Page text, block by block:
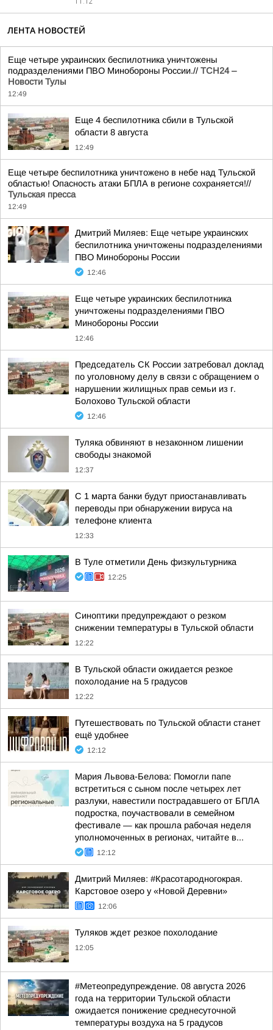
ЛЕНТА НОВОСТЕЙ
Еще четыре украинских беспилотника уничтожены
подразделениями ПВО Минобороны России.// ТСН24 –
Новости Тулы
12:49
Еще 4 беспилотника сбили в Тульской
области 8 августа
12:49
Еще четыре беспилотника уничтожено в небе над Тульской
областью! Опасность атаки БПЛА в регионе сохраняется!//
Тульская пресса
12:49
Дмитрий Миляев: Еще четыре украинских
беспилотника уничтожены подразделениями
ПВО Минобороны России
12:46
Еще четыре украинских беспилотника
уничтожены подразделениями ПВО
Минобороны России
12:46
Председатель СК России затребовал доклад
по уголовному делу в связи с обращением о
нарушении жилищных прав семьи из г.
Болохово Тульской области
12:46
Туляка обвиняют в незаконном лишении
свободы знакомой
12:37
С 1 марта банки будут приостанавливать
переводы при обнаружении вируса на
телефоне клиента
12:33
В Туле отметили День физкультурника
12:25
Синоптики предупреждают о резком
снижении температуры в Тульской области
12:22
В Тульской области ожидается резкое
похолодание на 5 градусов
12:22
Путешествовать по Тульской области станет
ещё удобнее
12:12
Мария Львова-Белова: Помогли папе
встретиться с сыном после четырех лет
разлуки, навестили пострадавшего от БПЛА
подростка, поучаствовали в семейном
фестивале — как прошла рабочая неделя
уполномоченных в регионах, читайте в...
12:12
Дмитрий Миляев: #Красотародногокрая.
Карстовое озеро у «Новой Деревни»
12:06
Туляков ждет резкое похолодание
12:05
#Метеопредупреждение. 08 августа 2026
года на территории Тульской области
ожидается понижение среднесуточной
температуры воздуха на 5 градусов